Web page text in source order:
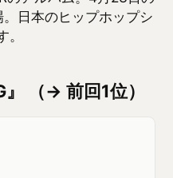
グループとしての
ンドは新しい地平を
ら1ヶ月以上、首位